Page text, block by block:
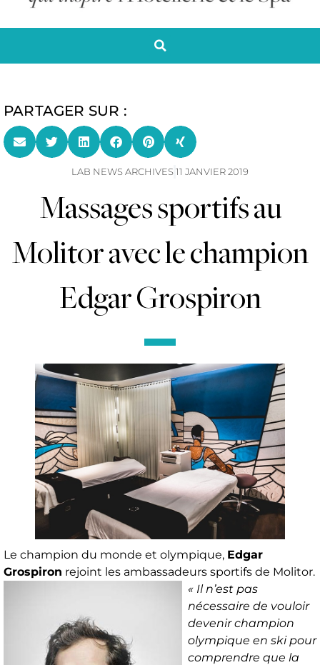
PARTAGER SUR :
LAB NEWS ARCHIVES11 JANVIER 2019
Massages sportifs au
Molitor avec le champion
Edgar Grospiron
Le champion du monde et olympique, Edgar
Grospiron rejoint les ambassadeurs sportifs de Molitor.
« Il n’est pas
nécessaire de vouloir
devenir champion
olympique en ski pour
comprendre que la